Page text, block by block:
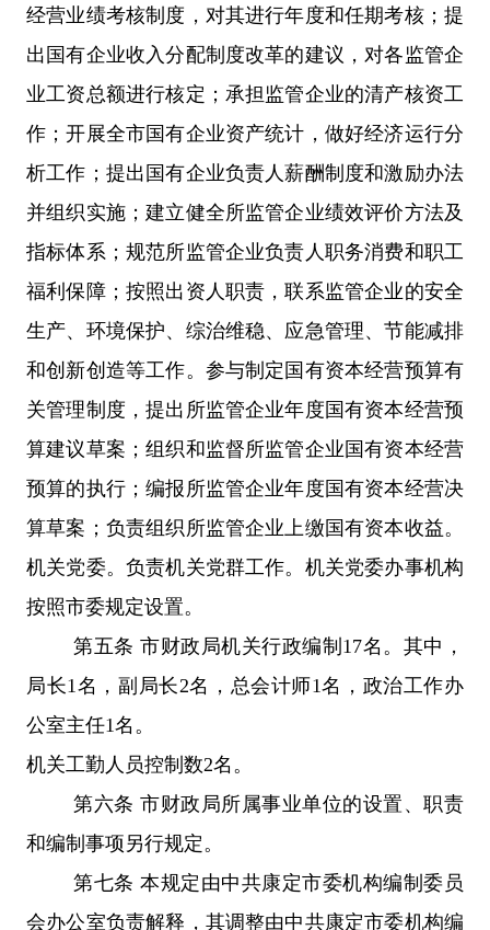
经营业绩考核制度，对其进行年度和任期考核；提
出国有企业收入分配制度改革的建议，对各监管企
业工资总额进行核定；承担监管企业的清产核资工
作；开展全市国有企业资产统计，做好经济运行分
析工作；提出国有企业负责人薪酬制度和激励办法
并组织实施；建立健全所监管企业绩效评价方法及
指标体系；规范所监管企业负责人职务消费和职工
福利保障；按照出资人职责，联系监管企业的安全
生产、环境保护、综治维稳、应急管理、节能减排
和创新创造等工作。参与制定国有资本经营预算有
关管理制度，提出所监管企业年度国有资本经营预
算建议草案；组织和监督所监管企业国有资本经营
预算的执行；编报所监管企业年度国有资本经营决
算草案；负责组织所监管企业上缴国有资本收益。
机关党委。负责机关党群工作。机关党委办事机构
按照市委规定设置。
第五条 市财政局机关行政编制17名。其中，
局长1名，副局长2名，总会计师1名，政治工作办
公室主任1名。
机关工勤人员控制数2名。
第六条 市财政局所属事业单位的设置、职责
和编制事项另行规定。
第七条 本规定由中共康定市委机构编制委员
会办公室负责解释，其调整由中共康定市委机构编